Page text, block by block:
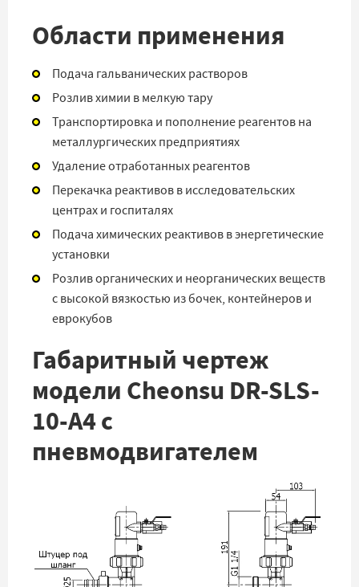
Области применения
Подача гальванических растворов
Розлив химии в мелкую тару
Транспортировка и пополнение реагентов на
металлургических предприятиях
Удаление отработанных реагентов
Перекачка реактивов в исследовательских
центрах и госпиталях
Подача химических реактивов в энергетические
установки
Розлив органических и неорганических веществ
с высокой вязкостью из бочек, контейнеров и
еврокубов
Габаритный чертеж
модели Cheonsu DR-SLS-
10-A4 с
пневмодвигателем